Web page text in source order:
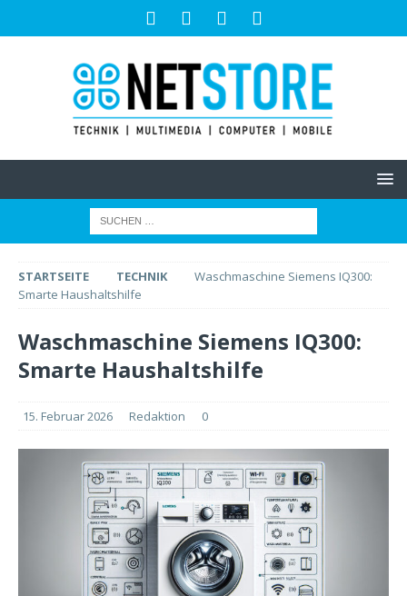
STARTSEITE TECHNIK
Waschmaschine Siemens IQ300:
Smarte Haushaltshilfe
Waschmaschine Siemens IQ300:
Smarte Haushaltshilfe
15. Februar 2026 Redaktion 0